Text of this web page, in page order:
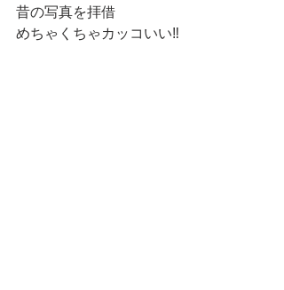
昔の写真を拝借
めちゃくちゃカッコいい‼️